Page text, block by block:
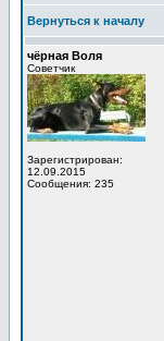
Вернуться к началу
чёрная Воля
Советчик
Зарегистрирован:
12.09.2015
Сообщения: 235